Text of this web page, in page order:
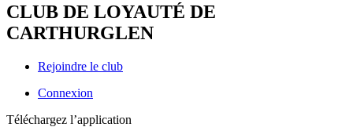
CLUB DE LOYAUTÉ DE
CARTHURGLEN
Rejoindre le club
Connexion
Téléchargez l’application